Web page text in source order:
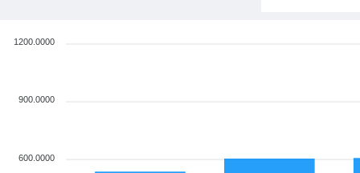
1200.0000
900.0000
600.0000